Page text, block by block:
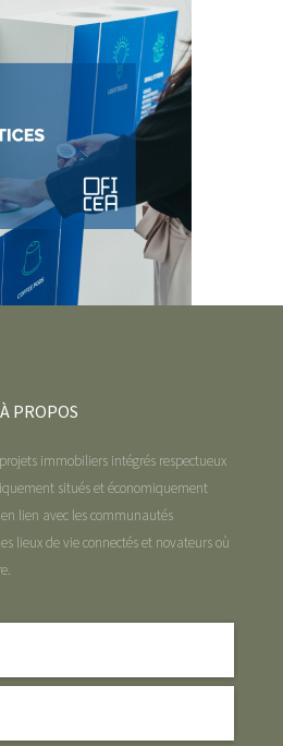
À PROPOS
immobiliers intégrés respectueux
situés et économiquement
lien avec les communautés
lieux de vie connectés et novateurs où